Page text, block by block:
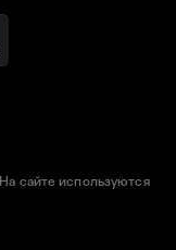
На сайте используются